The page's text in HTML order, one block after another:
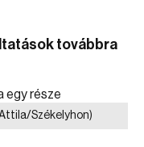
továbbra
Székelyhon)